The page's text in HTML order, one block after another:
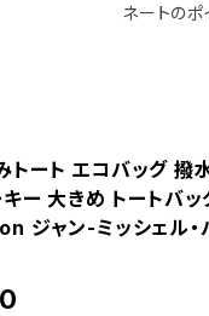
ネートのポ
トート エコバッグ
ー 大きめ トートバ
ジャン-ミッシェル・